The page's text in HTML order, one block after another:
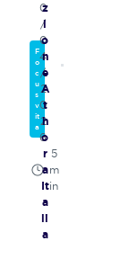
F
o
c
u
s
v
it
a
0
/
0
4
/
2
0
2
6
5
m
in
z
i
o
n
e
A
t
h
o
r
a
It
a
a